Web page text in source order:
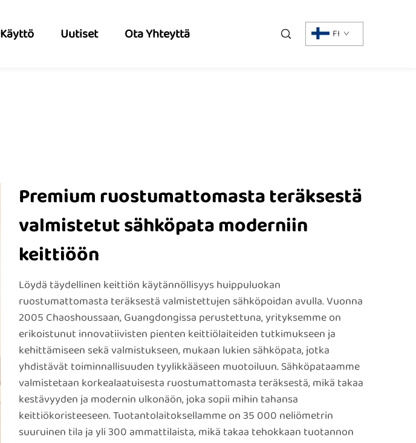
Käyttö Uutiset Ota Yhteyttä FI
Premium ruostumattomasta teräksestä
valmistetut sähköpata moderniin
keittiöön
Löydä täydellinen keittiön käytännöllisyys huippuluokan
ruostumattomasta teräksestä valmistettujen sähköpoidan avulla. Vuonna
2005 Chaoshoussaan, Guangdongissa perustettuna, yrityksemme on
erikoistunut innovatiivisten pienten keittiölaiteiden tutkimukseen ja
kehittämiseen sekä valmistukseen, mukaan lukien sähköpata, jotka
yhdistävät toiminnallisuuden tyylikkääseen muotoiluun. Sähköpataamme
valmistetaan korkealaatuisesta ruostumattomasta teräksestä, mikä takaa
kestävyyden ja modernin ulkonäön, joka sopii mihin tahansa
keittiökoristeeseen. Tuotantolaitoksellamme on 35 000 neliömetrin
suuruinen tila ja yli 300 ammattilaista, mikä takaa tehokkaan tuotannon